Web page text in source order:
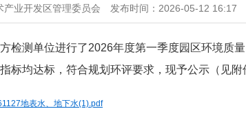
产业开发区管理委员会 发布时间：2026-05-12 16:17
检测单位进行了2026年度第一季度园区环境质
标均达标，符合规划环评要求，现予公示（见附
地表水、地下水(1).pdf